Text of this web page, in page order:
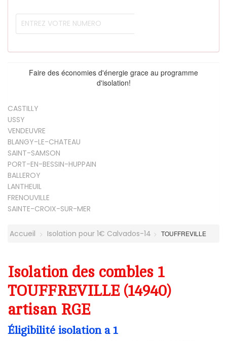
Faire des économies d'énergie grace au programme
d'isolation!
CASTILLY
USSY
VENDEUVRE
BLANGY-LE-CHATEAU
SAINT-SAMSON
PORT-EN-BESSIN-HUPPAIN
BALLEROY
LANTHEUIL
FRENOUVILLE
SAINTE-CROIX-SUR-MER
Accueil Isolation pour 1€ Calvados-14 TOUFFREVILLE
Isolation des combles 1
TOUFFREVILLE (14940)
artisan RGE
Éligibilité isolation a 1